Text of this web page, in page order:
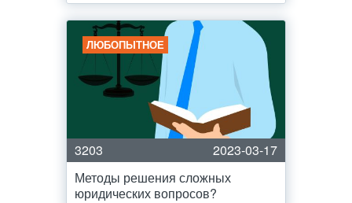
ЛЮБОПЫТНОЕ
3203
2023-03-17
Методы решения сложных
юридических вопросов?